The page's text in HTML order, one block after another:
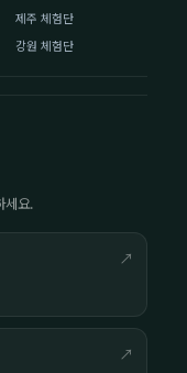
제주 체험단
강원 체험단
세요.
↗
↗